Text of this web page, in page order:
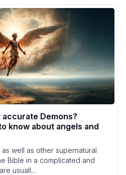
Demons?
know about angels and
well as other supernatural
Bible in a complicated and
usuall...